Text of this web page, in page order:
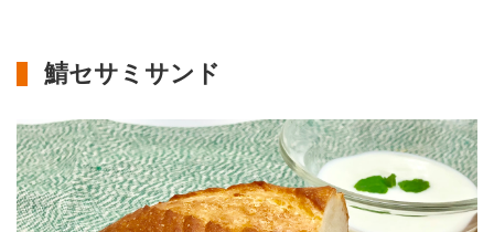
鯖セサミサンド